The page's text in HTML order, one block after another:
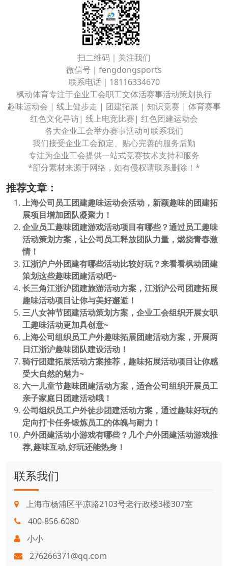
扫二维码｜关注我们
微信号｜fengdongsports
联系电话｜18116334670
枫动体育专注于企业工会职工文体活赛事活动策划执行
趣味运动会 | 线上健步走 | 团建拓展 | 知识竞赛 | 体育赛事
红色文化寻访| 线上电竞比赛| 红色团建运动会
各大企业工会举办赛事活动可联系我们
我们接受企业工会预定、贴心完善的服务后勤
专注为企业工会提供一站式竞赛技术支持和服务
*部分素材来源于网络，如有侵权请联系删除！*
推荐文章：
上海公司员工团建趣味运动会活动，新颖趣味的团建拓
展项目增加团队凝聚力！
企业员工趣味团建游戏活动项目有哪些？通过员工趣味
活动策划方案，让公司员工释放团队力量，燃烧青春激
情！
江浙沪户外团建有哪些活动比较好玩？来看看枫动团建
策划这些趣味团建活动吧~
长三角江浙沪团建旅游活动方案，江浙沪公司团建拓展
趣味活动项目让你与美好邂逅！
三八女神节团建活动策划方案，企业工会组织开展女职
工趣味活动更加具创意~
上海公司组织员工户外趣味拓展团建活动方案，开展两
日江浙沪趣味团队建设活动！
骑行团建拓展活动方案推荐，趣味拓展活动项目让你感
受大自然的魅力~
六一儿童节趣味团建活动方案，适合公司组织开展员工
亲子家庭日团建活动哦！
公司组织员工户外徒步团建活动方案，通过趣味好玩的
定向打卡任务锻炼员工的体魄与耐力！
户外团建活动小游戏有哪些？几个户外团建活动游戏推
荐,趣味互动,好玩还能热身！
联系我们
上海市杨浦区平凉路2103号老行政楼3楼307室
400-856-6080
小小
276266371@qq.com